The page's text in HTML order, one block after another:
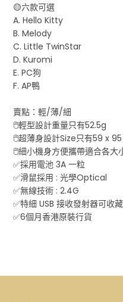
🟡六款可選
A. Hello Kitty
B. Melody
C. Little TwinStar
D. Kuromi
E. PC狗
F. AP鴨
賣點：輕/薄/細
🖱️輕型設計重量只有52.5g
🖱️超薄身設計Size只有59 x
🖱️細小機身方便攜帶適合各大
✅採用電池 3A 一粒
✅滑鼠採用 : 光學Optical
✅無線技術 : 2.4G
✅特細 USB 接收發射器可收
✅6個月香港原裝行貨